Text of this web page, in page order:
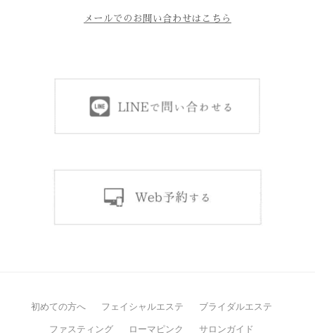
メールでのお問い合わせはこちら
初めての方へ フェイシャルエステ ブライダルエステ
ファスティング ローマピンク サロンガイド